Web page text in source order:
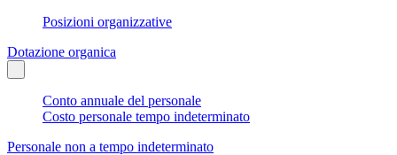
Posizioni organizzative
Dotazione organica
Conto annuale del personale
Costo personale tempo indeterminato
Personale non a tempo indeterminato